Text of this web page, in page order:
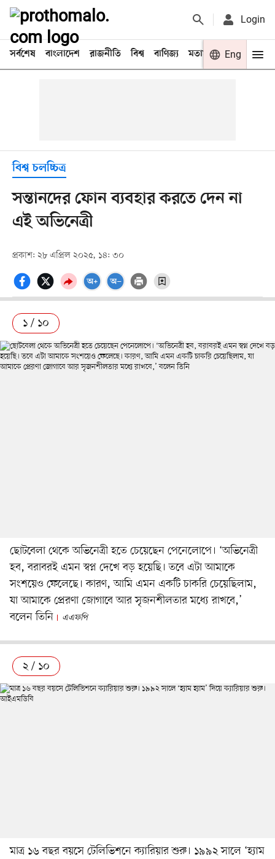
Login
সর্বশেষ বাংলাদেশ রাজনীতি বিশ্ব বাণিজ্য মতামত খেলা
Eng
বিশ্ব চলচ্চিত্র
সন্তানদের ফোন ব্যবহার করতে দেন না
এই অভিনেত্রী
প্রকাশ: ২৮ এপ্রিল ২০২৫, ১৪: ৩০
১ / ১০
ছোটবেলা থেকে অভিনেত্রী হতে চেয়েছেন পেনেলোপে। ‘অভিনেত্রী
হব, বরাবরই এমন স্বপ্ন দেখে বড় হয়েছি। তবে এটা আমাকে
সংশয়েও ফেলেছে। কারণ, আমি এমন একটি চাকরি চেয়েছিলাম,
যা আমাকে প্রেরণা জোগাবে আর সৃজনশীলতার মধ্যে রাখবে,’
বলেন তিনি
এএফপি
২ / ১০
মাত্র ১৬ বছর বয়সে টেলিভিশনে ক্যারিয়ার শুরু। ১৯৯২ সালে ‘হ্যাম